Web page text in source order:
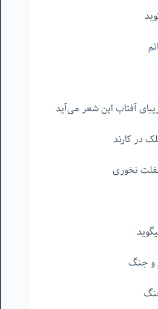
آفتاب این شعر می‌آید
در کارند
نخوری
و جنگ